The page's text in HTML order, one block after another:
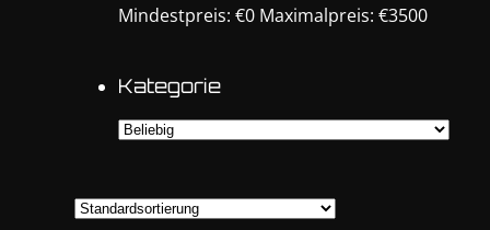
Mindestpreis: €0 Maximalpreis: €3500
Kategorie